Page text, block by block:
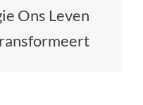
Ons Leven